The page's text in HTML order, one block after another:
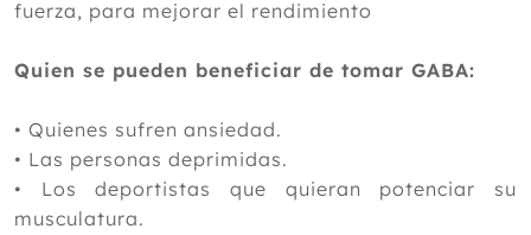
fuerza, para mejorar el rendimiento
Quien se pueden beneficiar de tomar GABA:
• Quienes sufren ansiedad.
• Las personas deprimidas.
•
Los deportistas que quieran potenciar su
musculatura.